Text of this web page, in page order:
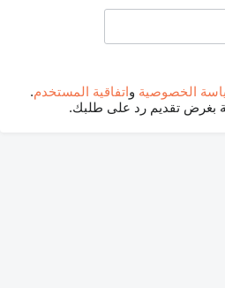
الخصوصية واتفاقية المستخدم.
بغرض تقديم رد على طلبك.